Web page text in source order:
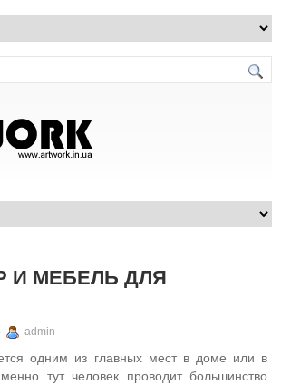
И МЕБЕЛЬ ДЛЯ
admin
одним из главных мест в доме или в
тут человек проводит большинство